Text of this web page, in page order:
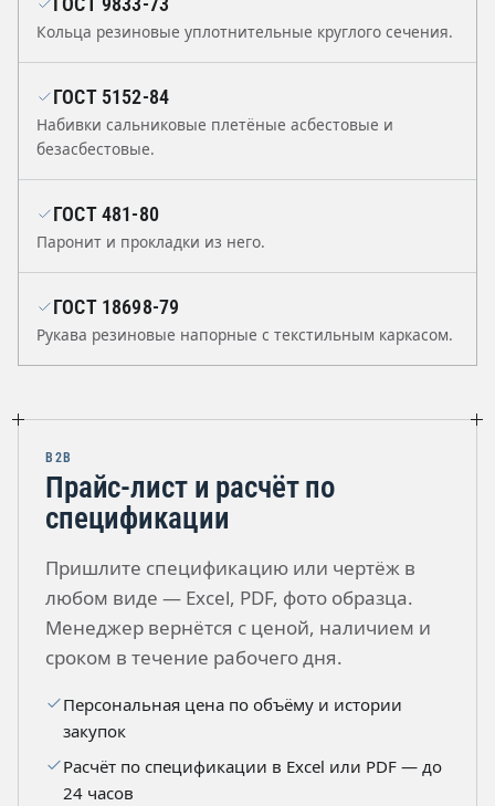
Кольца резиновые уплотнительные круглого сечения.
ГОСТ 5152-84
Набивки сальниковые плетёные асбестовые и
безасбестовые.
ГОСТ 481-80
Паронит и прокладки из него.
ГОСТ 18698-79
Рукава резиновые напорные с текстильным каркасом.
B2B
Прайс-лист и расчёт по
спецификации
Пришлите спецификацию или чертёж в
любом виде — Excel, PDF, фото образца.
Менеджер вернётся с ценой, наличием и
сроком в течение рабочего дня.
Персональная цена по объёму и истории
закупок
Расчёт по спецификации в Excel или PDF — до
24 часов